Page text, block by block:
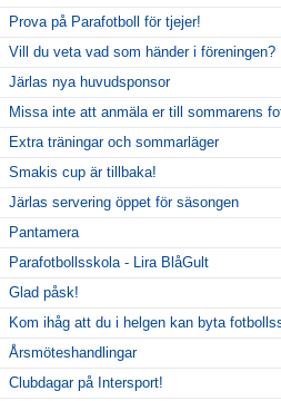
Prova på Parafotboll för tjejer!
Vill du veta vad som händer i föreningen?
Järlas nya huvudsponsor
Missa inte att anmäla er till sommarens
Extra träningar och sommarläger
Smakis cup är tillbaka!
Järlas servering öppet för säsongen
Pantamera
Parafotbollsskola - Lira BlåGult
Glad påsk!
Kom ihåg att du i helgen kan byta
Årsmöteshandlingar
Clubdagar på Intersport!